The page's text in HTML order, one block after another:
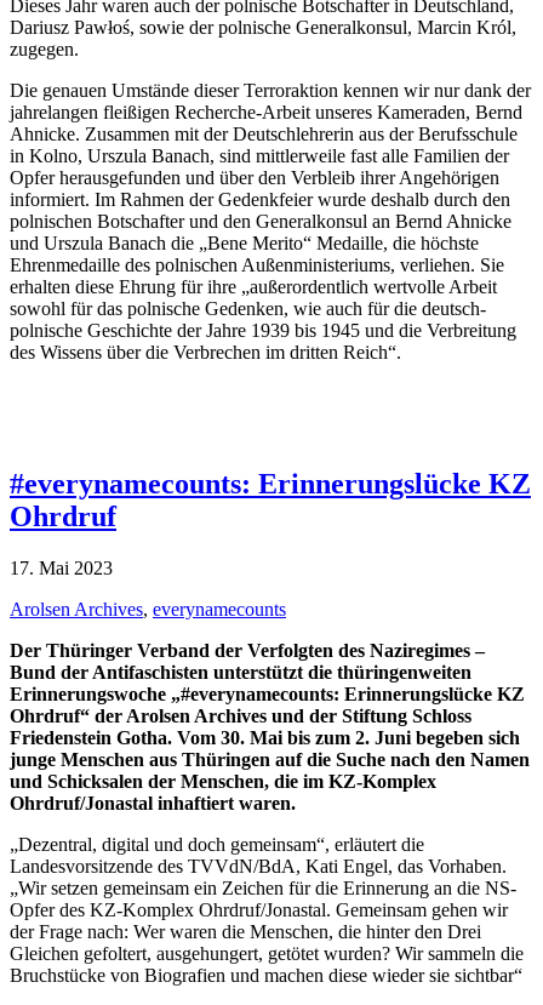
Dieses Jahr waren auch der polnische Botschafter in Deutschland,
Dariusz Pawłoś, sowie der polnische Generalkonsul, Marcin Król,
zugegen.
Die genauen Umstände dieser Terroraktion kennen wir nur dank der
jahrelangen fleißigen Recherche-Arbeit unseres Kameraden, Bernd
Ahnicke. Zusammen mit der Deutschlehrerin aus der Berufsschule
in Kolno, Urszula Banach, sind mittlerweile fast alle Familien der
Opfer herausgefunden und über den Verbleib ihrer Angehörigen
informiert. Im Rahmen der Gedenkfeier wurde deshalb durch den
polnischen Botschafter und den Generalkonsul an Bernd Ahnicke
und Urszula Banach die „Bene Merito“ Medaille, die höchste
Ehrenmedaille des polnischen Außenministeriums, verliehen. Sie
erhalten diese Ehrung für ihre „außerordentlich wertvolle Arbeit
sowohl für das polnische Gedenken, wie auch für die deutsch-
polnische Geschichte der Jahre 1939 bis 1945 und die Verbreitung
des Wissens über die Verbrechen im dritten Reich“.
#everynamecounts: Erinnerungslücke KZ
Ohrdruf
17. Mai 2023
Arolsen Archives, everynamecounts
Der Thüringer Verband der Verfolgten des Naziregimes –
Bund der Antifaschisten unterstützt die thüringenweiten
Erinnerungswoche „#everynamecounts: Erinnerungslücke KZ
Ohrdruf“ der Arolsen Archives und der Stiftung Schloss
Friedenstein Gotha. Vom 30. Mai bis zum 2. Juni begeben sich
junge Menschen aus Thüringen auf die Suche nach den Namen
und Schicksalen der Menschen, die im KZ-Komplex
Ohrdruf/Jonastal inhaftiert waren.
„Dezentral, digital und doch gemeinsam“, erläutert die
Landesvorsitzende des TVVdN/BdA, Kati Engel, das Vorhaben.
„Wir setzen gemeinsam ein Zeichen für die Erinnerung an die NS-
Opfer des KZ-Komplex Ohrdruf/Jonastal. Gemeinsam gehen wir
der Frage nach: Wer waren die Menschen, die hinter den Drei
Gleichen gefoltert, ausgehungert, getötet wurden? Wir sammeln die
Bruchstücke von Biografien und machen diese wieder sie sichtbar“